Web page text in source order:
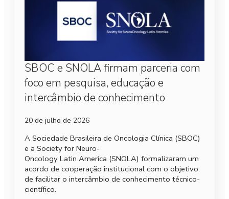
SBOC e SNOLA firmam parceria com
foco em pesquisa, educação e
intercâmbio de conhecimento
20 de julho de 2026
A Sociedade Brasileira de Oncologia Clínica (SBOC)
e a Society for Neuro-
Oncology Latin America (SNOLA) formalizaram um
acordo de cooperação institucional com o objetivo
de facilitar o intercâmbio de conhecimento técnico-
científico.